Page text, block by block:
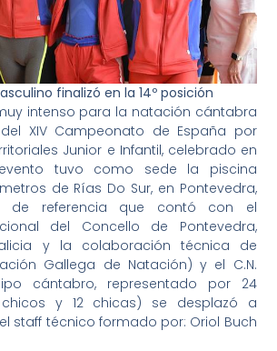
finalizó en la 14º posición
intenso para la natación cántabra
XIV Campeonato de España por
Junior e Infantil, celebrado en
evento tuvo como sede la piscina
de Rías Do Sur, en Pontevedra,
de referencia que contó con el
del Concello de Pontevedra,
y la colaboración técnica de
Gallega de Natación) y el C.N.
cántabro, representado por 24
chicos y 12 chicas) se desplazó a
staff técnico formado por: Oriol Buch